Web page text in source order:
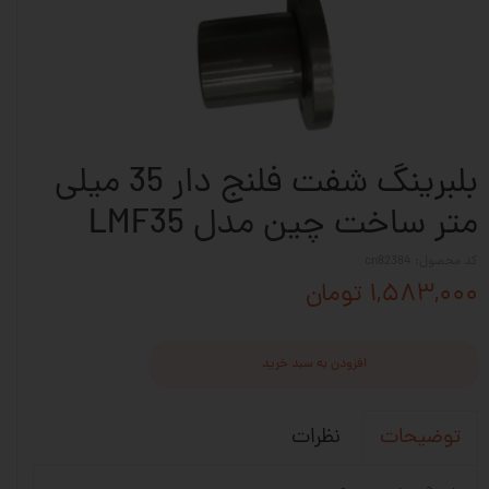
بلبرینگ شفت فلنج دار 35 میلی
متر ساخت چین مدل LMF35
۱,۵۸۳,۰۰۰ تومان
افزودن به سبد خرید
توضیحات نظرات